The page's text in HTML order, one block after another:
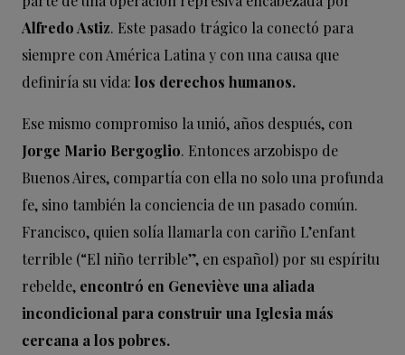
Alfredo Astiz. Este pasado trágico la conectó para
siempre con América Latina y con una causa que
definiría su vida: los derechos humanos.
Ese mismo compromiso la unió, años después, con
Jorge Mario Bergoglio. Entonces arzobispo de
Buenos Aires, compartía con ella no solo una profunda
fe, sino también la conciencia de un pasado común.
Francisco, quien solía llamarla con cariño L’enfant
terrible (“El niño terrible”, en español) por su espíritu
rebelde, encontró en Geneviève una aliada
incondicional para construir una Iglesia más
cercana a los pobres.